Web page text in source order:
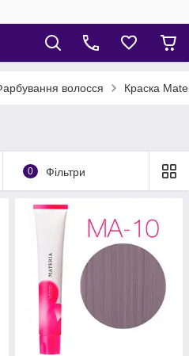
волосся Краска
0 Фільтри